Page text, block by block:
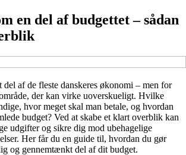
en del af budgettet – sådan
del af de fleste danskeres økonomi – men for
der kan virke uoverskueligt. Hvilke
hvor meget skal man betale, og hvordan
budget? Ved at skabe et klart overblik kan
udgifter og sikre dig mod ubehagelige
Her får du en guide til, hvordan du gør
og gennemtænkt del af dit budget.